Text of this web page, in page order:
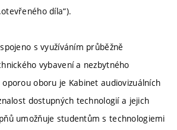
díla“).
s využíváním průběžně
vybavení a nezbytného
oboru je Kabinet audiovizuálních
dostupných technologií a jejich
umožňuje studentům s technologiemi